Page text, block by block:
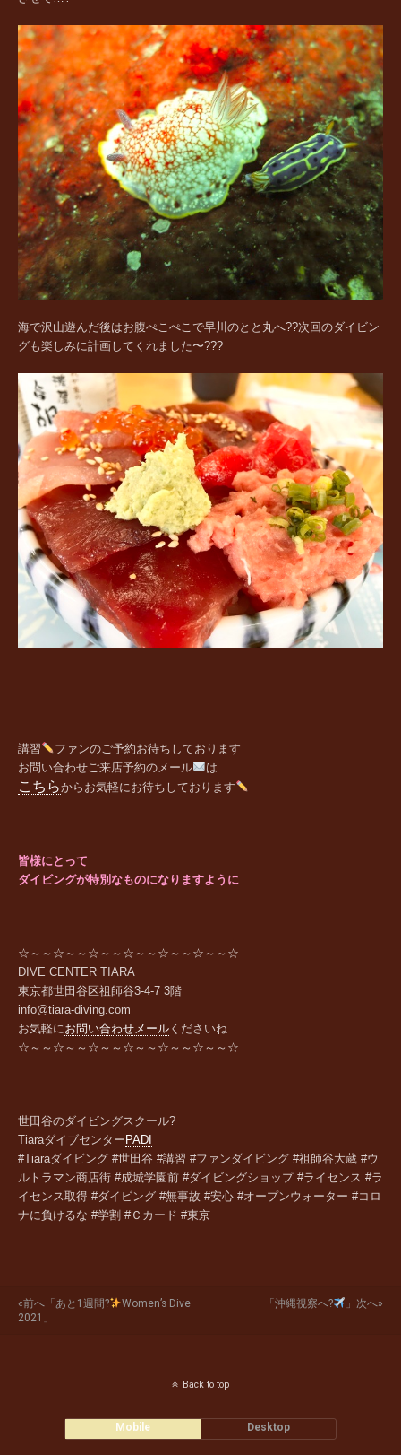
海で沢山遊んだ後はお腹ぺこぺこで早川のとと丸へ??次回のダイビン
グも楽しみに計画してくれました〜???
講習 ファンのご予約お待ちしております
お問い合わせご来店予約のメール
は
こちらからお気軽にお待ちしております
皆様にとって
ダイビングが特別なものになりますように
☆～～☆～～☆～～☆～～☆～～☆～～☆
DIVE CENTER TIARA
東京都世田谷区祖師谷3-4-7 3階
info@tiara-diving.com
お気軽にお問い合わせメール くださいね
☆～～☆～～☆～～☆～～☆～～☆～～☆
世田谷のダイビングスクール?
Tiaraダイブセンター PADI
#Tiaraダイビング #世田谷 #講習 #ファンダイビング #祖師谷大蔵 #ウ
ルトラマン商店街 #成城学園前 #ダイビングショップ #ライセンス #ラ
イセンス取得 #ダイビング #無事故 #安心 #オープンウォーター #コロ
ナに負けるな #学割 #Ｃカード #東京
«前へ「あと1週間?
Women’s Dive
2021」
「沖縄視察へ? 」次へ»
Back to top
Mobile Desktop